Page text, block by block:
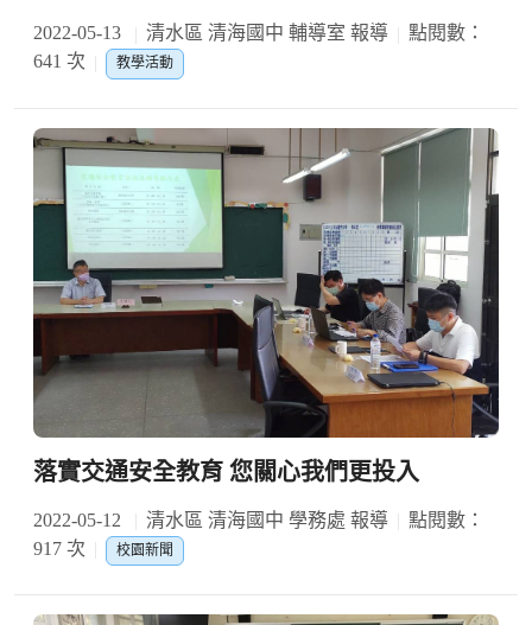
2022-05-13 清水區 清海國中 輔導室 報導
點閱數：
641 次
教學活動
落實交通安全教育 您關心我們更投入
2022-05-12 清水區 清海國中 學務處 報導
點閱數：
917 次
校園新聞